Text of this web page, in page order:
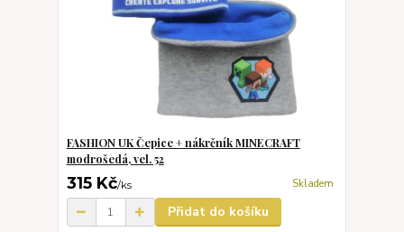
FASHION UK Čepice + nákrčník MINECRAFT
modrošedá, vel. 52
315 Kč/ks Skladem
Přidat do košíku